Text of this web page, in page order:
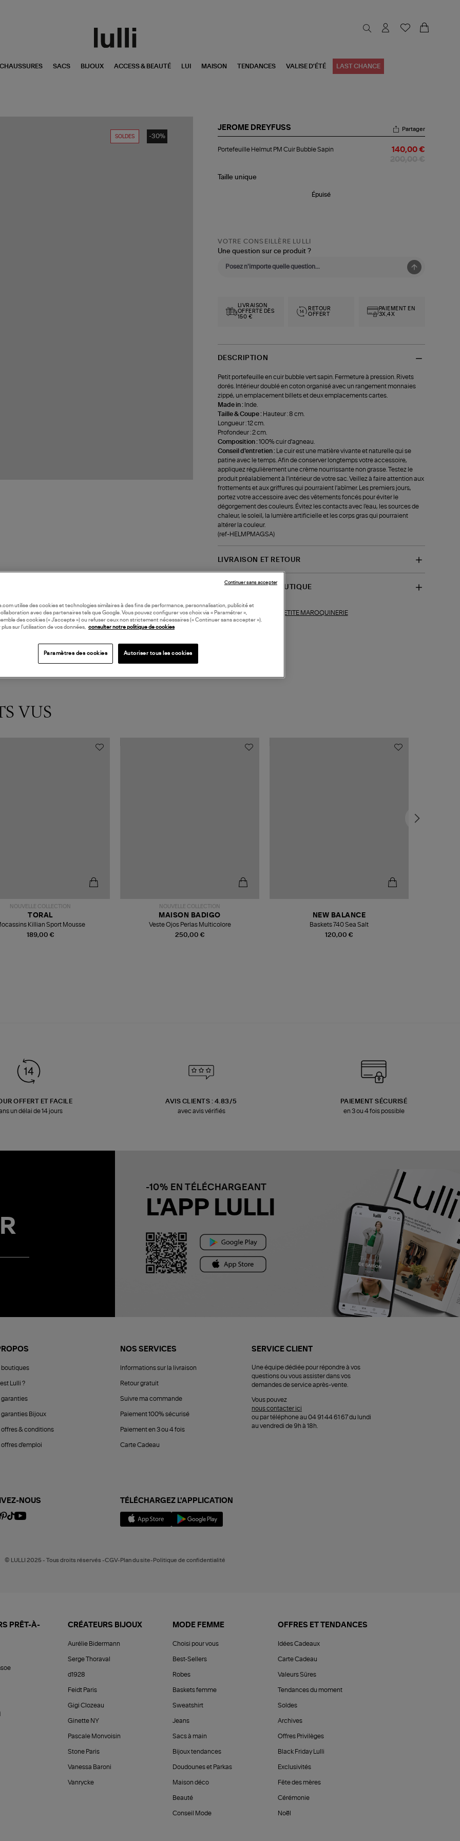
CHAUSSURES SACS BIJOUX ACCESS & BEAUTÉ LUI MAISON TENDANCES VALISE D'ÉTÉ LAST CHANCE
SOLDES -30%
JEROME DREYFUSS
Helmut
Bubble
Partager
Portefeuille Helmut PM Cuir Bubble Sapin 140,00 €
Taille unique
Épuisé
VOTRE CONSEILLÈRE LULLI
Une question sur ce produit ?
LIVRAISON
OFFERTE DÈS
150 €
RETOUR
OFFERT
PAIEMENT EN
3X,4X
DESCRIPTION
Petit portefeuille en cuir bubble vert sapin. Fermeture à pression. Rivets
dorés. Intérieur doublé en coton organisé avec un rangement monnaies
zippé, un emplacement billets et deux emplacements cartes.
Made in : Inde.
Taille & Coupe : Hauteur : 8 cm.
Longueur : 12 cm.
Profondeur : 2 cm.
Composition :100% cuir d'agneau.
Conseil d'entretien :
Le cuir est une matière vivante et naturelle qui se
patine avec le temps. Afin de conserver longtemps votre accessoire,
appliquez régulièrement une crème nourrissante non grasse. Testez le
produit préalablement à l'intérieur de votre sac. Veillez à faire attention aux
frottements et aux griffures qui pourraient l'abîmer. Les premiers jours,
portez votre accessoire avec des vêtements foncés pour éviter le
dégorgement des couleurs. Évitez les contacts avec l'eau, les sources de
chaleur, le soleil, la lumière artificielle et les corps gras qui pourraient
altérer la couleur.
(ref-HELMPMAGSA)
LIVRAISON ET RETOUR
DISPONIBILITÉ BOUTIQUE
Collections similaires : PETITE MAROQUINERIE
VUS
NOUVELLE COLLECTION
189,00 €
TORAL
Killian Sport Mousse
NOUVELLE COLLECTION
250,00 €
MAISON BADIGO
Veste Ojos Perlas Multicolore
120,00 €
NEW BALANCE
Baskets 740 Sea Salt
OFFERT ET FACILE
un délai de 14 jours
AVIS CLIENTS : 4.83/5
avec avis vérifiés
PAIEMENT SÉCURISÉ
en 3 ou 4 fois possible
-10% EN TÉLÉCHARGEANT
L'APP LULLI
boutiques
Lulli ?
garanties
garanties Bijoux
offres & conditions
offres d'emploi
NOS SERVICES
Informations sur la livraison
Retour gratuit
Suivre ma commande
Paiement 100% sécurisé
Paiement en 3 ou 4 fois
Carte Cadeau
SERVICE CLIENT
Une équipe dédiée pour répondre à vos
questions ou vous assister dans vos
demandes de service après-vente.
Vous pouvez
nous contacter ici
ou par téléphone au 04 91 44 61 67 du lundi
au vendredi de 9h à 18h.
NOUS TÉLÉCHARGEZ L'APPLICATION
© LULLI 2025 - Tous droits réservés -CGV-Plan du site-Politique de confidentialité
PRÊT-À-
CRÉATEURS BIJOUX
Aurélie Bidermann
Serge Thoraval
d1928
Feidt Paris
Gigi Clozeau
Ginette NY
Pascale Monvoisin
Stone Paris
Vanessa Baroni
Vanrycke
MODE FEMME
Choisi pour vous
Best-Sellers
Robes
Baskets femme
Sweatshirt
Jeans
Sacs à main
Bijoux tendances
Doudounes et Parkas
Maison déco
Beauté
Conseil Mode
OFFRES ET TENDANCES
Idées Cadeaux
Carte Cadeau
Valeurs Sûres
Tendances du moment
Soldes
Archives
Offres Privilèges
Black Friday Lulli
Exclusivités
Fête des mères
Cérémonie
Noël
utilise des cookies et technologies similaires à des fins de performance, personnalisation, publicité et
avec des partenaires tels que Google. Vous pouvez configurer vos choix via « Paramétrer »,
des cookies (« J’accepte ») ou refuser ceux non strictement nécessaires (« Continuer sans accepter »).
plus sur l’utilisation de vos données,
consulter notre politique de cookies
Paramètres des cookies Autoriser tous les cookies
Continuer sans accepter